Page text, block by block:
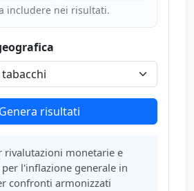
includere nei risultati.
rivalutazioni monetarie e
per l'inflazione generale in
confronti armonizzati